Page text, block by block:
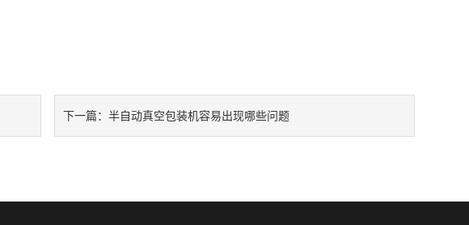
下一篇：半自动真空包装机容易出现哪些问题